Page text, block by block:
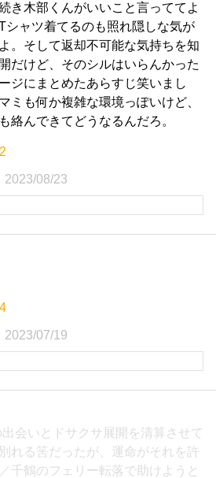
き木部くんがいいこと言っててよ
シャツ着てるのも照れ隠しな気が
。そして返却不可能な気持ちを知
だけど、そのシルはいらんかった
ジにまとめたあらすじ笑いまし
ミも何か複雑な環境っぽいけど、
絡んできてどうなるんだろ。
2023/08/23
2023/07/19
出会いとドサクサ展開を清算させて
れる筈だったが、運命がそれを許
千鶴のフェリー転落で助けようと